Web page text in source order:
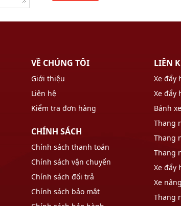
VỀ CHÚNG TÔI
Giới thiệu
Liên hệ
Kiểm tra đơn hàng
CHÍNH SÁCH
Chính sách thanh toán
Chính sách vận chuyển
Chính sách đổi trả
Chính sách bảo mật
LIÊN
Xe đẩy
Xe đẩy
Bánh
Thang
Thang
Thang
Xe đẩy
Xe
Thang